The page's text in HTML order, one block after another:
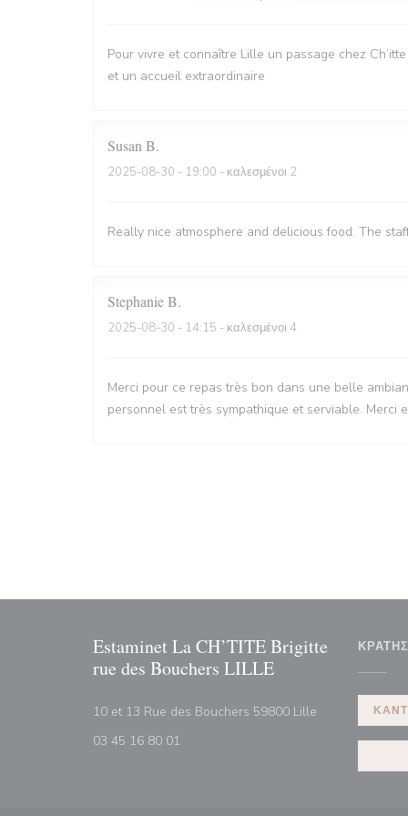
Pour vivre et connaître Lille un passage chez
et un accueil extraordinaire
Susan B
2025-08-30 - 19:00 - καλεσμένοι 2
Really nice atmosphere and delicious food. The
StephanieB
2025-08-30 - 14:15 - καλεσμένοι 4
Merci pour ce repas très bon dans une belle
personnel est très sympathique et serviable. Merci
Estaminet La CH’TITE Brigitte
rue des Bouchers LILLE
10 et 13 Rue des Bouchers 59800 Lille ((ανοίγει σε
03 45 16 80 01